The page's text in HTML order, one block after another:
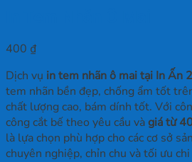
400 ₫
Dịch vụ in tem nhãn ô mai tại In Ấn
tem nhãn bền đẹp, chống ẩm tốt
chất lượng cao, bám dính tốt. Với
công cắt bế theo yêu cầu vàgiá từ
là lựa chọn phù hợp cho các cơ sở
chuyên nghiệp, chỉn chu và tối ưu